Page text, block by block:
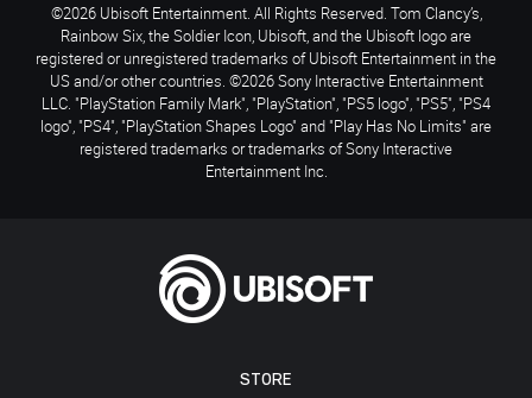
STORE
©2026 Ubisoft Entertainment. All Rights Reserved. Tom Clancy’s,
Rainbow Six, the Soldier Icon, Ubisoft, and the Ubisoft logo are
registered or unregistered trademarks of Ubisoft Entertainment in the
US and/or other countries. ©2026 Sony Interactive Entertainment
LLC. "PlayStation Family Mark", "PlayStation", "PS5 logo", "PS5", "PS4
logo", "PS4", "PlayStation Shapes Logo" and "Play Has No Limits" are
registered trademarks or trademarks of Sony Interactive
Entertainment Inc.